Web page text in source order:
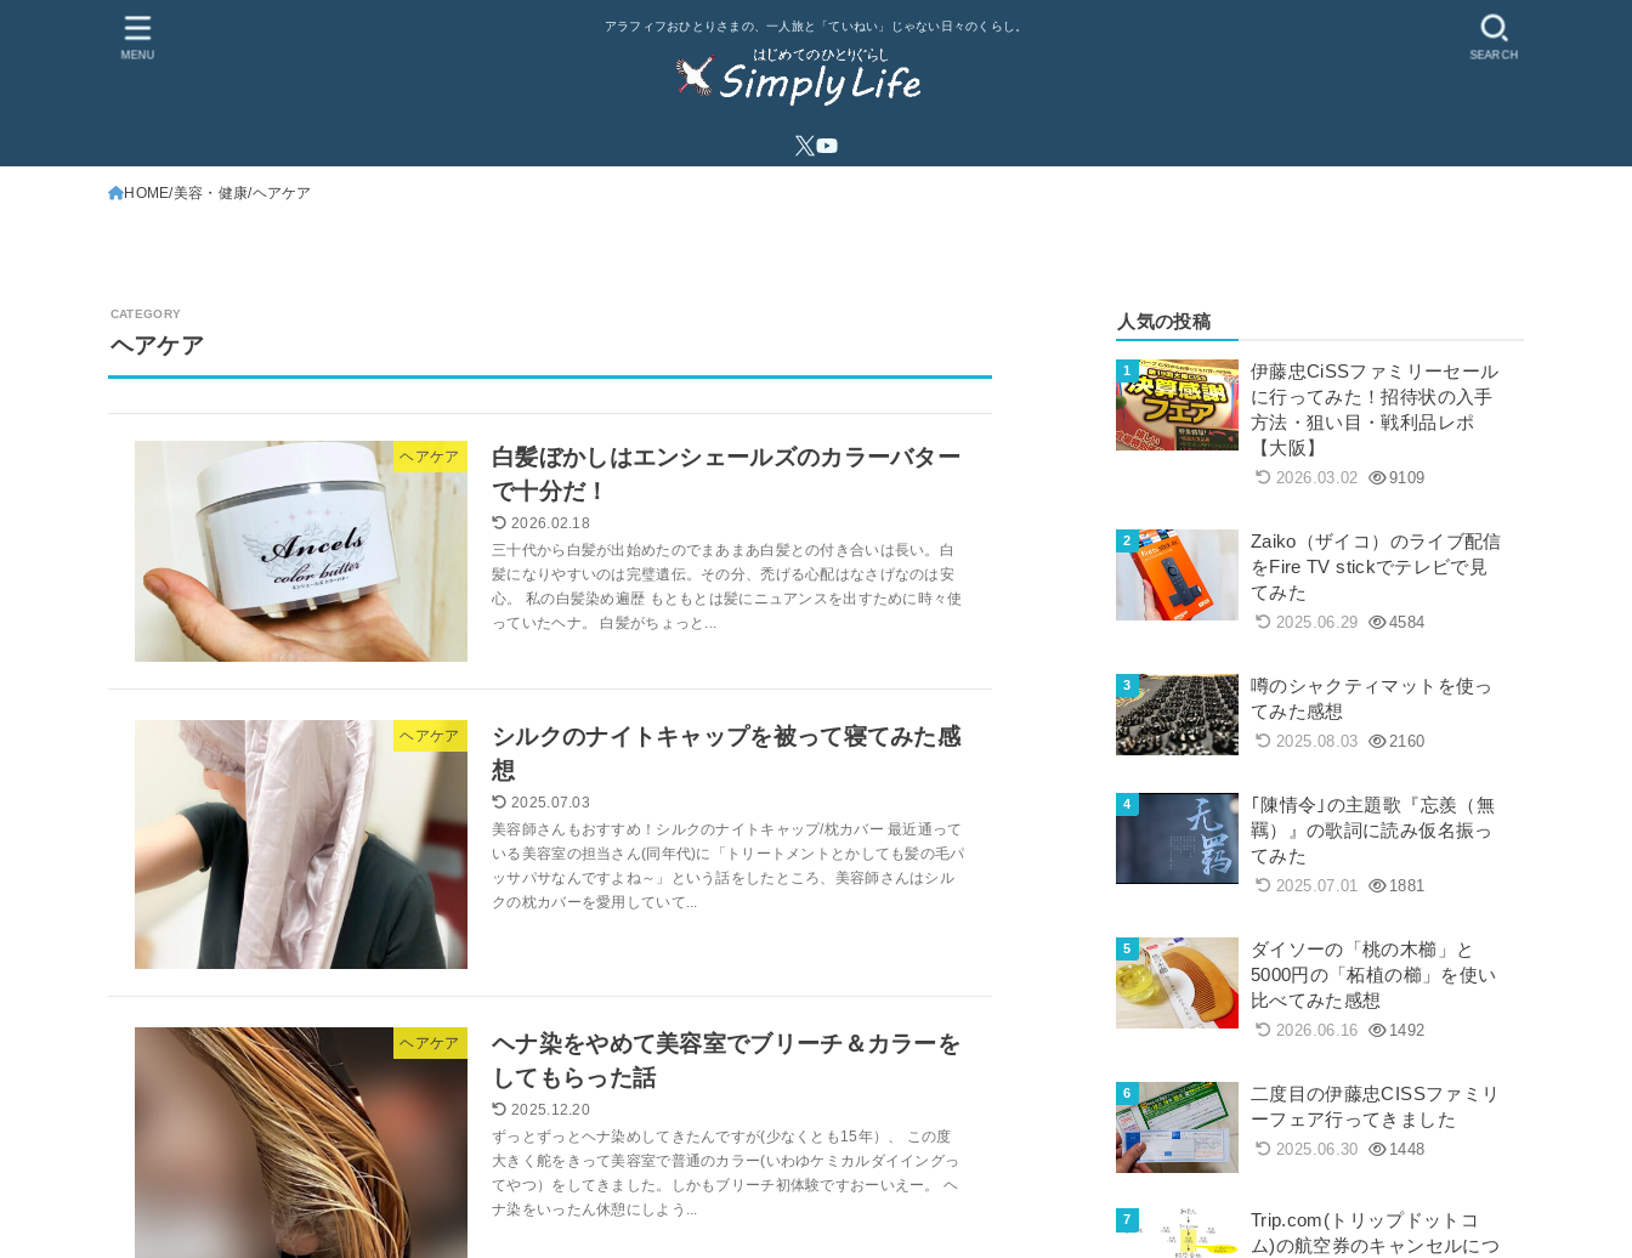
アラフィフおひとりさまの、一人旅と「ていねい」じゃない日々のくらし。
SEARCH
MENU
HOME 美容・健康 ヘアケア
ヘアケア
ヘアケア
白髪ぼかしはエンシェールズのカラーバター
で十分だ！
2026.02.18
三十代から白髪が出始めたのでまあまあ白髪との付き合いは長い。白
髪になりやすいのは完璧遺伝。その分、禿げる心配はなさげなのは安
心。 私の白髪染め遍歴 もともとは髪にニュアンスを出すために時々使
っていたヘナ。 白髪がちょっと...
ヘアケア
シルクのナイトキャップを被って寝てみた感
想
2025.07.03
美容師さんもおすすめ！シルクのナイトキャップ/枕カバー 最近通って
いる美容室の担当さん(同年代)に「トリートメントとかしても髪の毛パ
ッサパサなんですよね～」という話をしたところ、美容師さんはシル
クの枕カバーを愛用していて...
ヘアケア
ヘナ染をやめて美容室でブリーチ＆カラーを
してもらった話
2025.12.20
ずっとずっとヘナ染めしてきたんですが(少なくとも15年）、 この度
大きく舵をきって美容室で普通のカラー(いわゆケミカルダイイングっ
てやつ）をしてきました。しかもブリーチ初体験ですおーいえー。 ヘ
ナ染をいったん休憩にしよう...
人気の投稿
伊藤忠CiSSファミリーセール
に行ってみた！招待状の入手
方法・狙い目・戦利品レポ
【大阪】
2026.03.02 9109
Zaiko（ザイコ）のライブ配信
をFire TV stickでテレビで見
てみた
2025.06.29 4584
噂のシャクティマットを使っ
てみた感想
2025.08.03 2160
｢陳情令｣の主題歌『忘羨（無
羈）』の歌詞に読み仮名振っ
てみた
2025.07.01 1881
ダイソーの「桃の木櫛」と
5000円の「柘植の櫛」を使い
比べてみた感想
2026.06.16 1492
二度目の伊藤忠CISSファミリ
ーフェア行ってきました
2025.06.30 1448
Trip.com(トリップドットコ
ム)の航空券のキャンセルにつ